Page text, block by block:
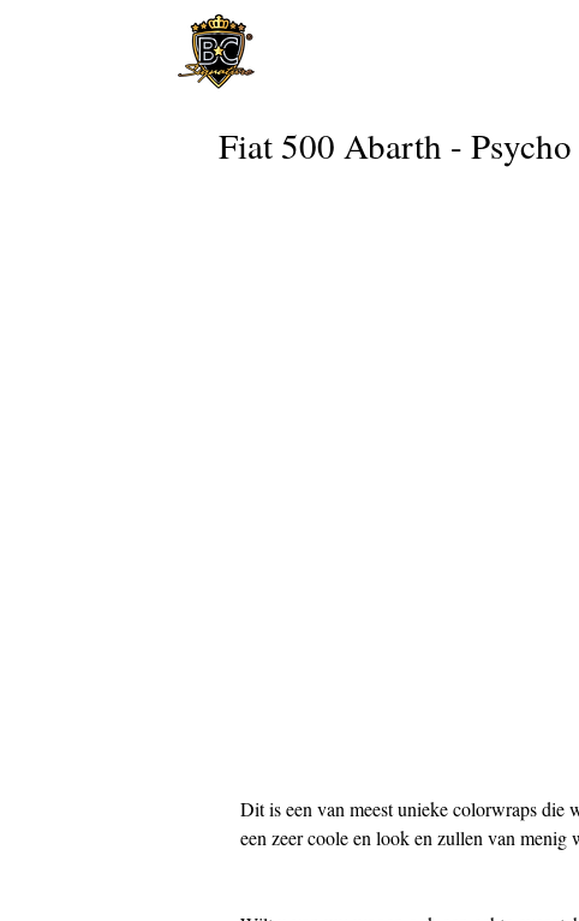
Fiat 500 Abarth -
Dit is een van meest unieke colorwraps
een zeer coole en look en zullen van menig